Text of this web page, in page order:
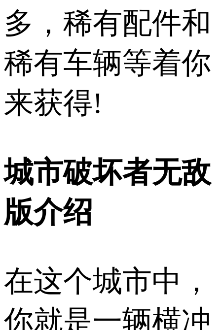
多，稀有配件和
稀有车辆等着你
来获得!
城市破坏者无敌
版介绍
在这个城市中，
你就是一辆横冲